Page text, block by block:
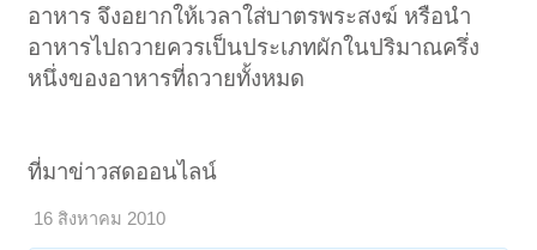
อาหาร จึงอยากให้เวลาใส่บาตรพระสงฆ์ หรือนำ
อาหารไปถวายควรเป็นประเภทผักในปริมาณครึ่ง
หนึ่งของอาหารที่ถวายทั้งหมด
ที่มาข่าวสดออนไลน์
16 สิงหาคม 2010